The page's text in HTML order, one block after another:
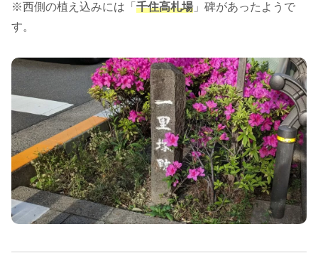
※西側の植え込みには「 千住高札場」碑があったようで
す。